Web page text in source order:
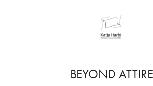
BEYOND ATTIRE